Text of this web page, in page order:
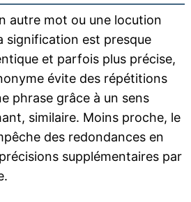
autre mot ou une locution
signification est presque
et parfois plus précise,
évite des répétitions
phrase grâce à un sens
similaire. Moins proche, le
des redondances en
supplémentaires par